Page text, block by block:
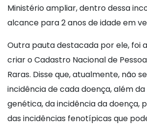
Ministério ampliar, dentro dessa
alcance para 2 anos de idade em
Outra pauta destacada por ele, foi
criar o Cadastro Nacional de
Raras. Disse que, atualmente, não
incidência de cada doença, além
genética, da incidência da doença,
das incidências fenotípicas que